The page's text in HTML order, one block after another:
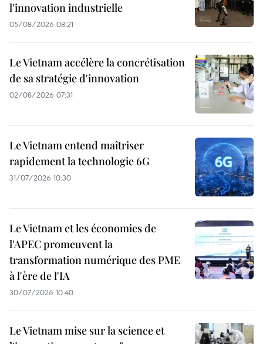
l'innovation industrielle
05/08/2026 08:21
Le Vietnam accélère la concrétisation
de sa stratégie d'innovation
02/08/2026 07:31
Le Vietnam entend maîtriser
rapidement la technologie 6G
31/07/2026 10:30
Le Vietnam et les économies de
l'APEC promeuvent la
transformation numérique des PME
à l'ère de l'IA
30/07/2026 10:40
Le Vietnam mise sur la science et